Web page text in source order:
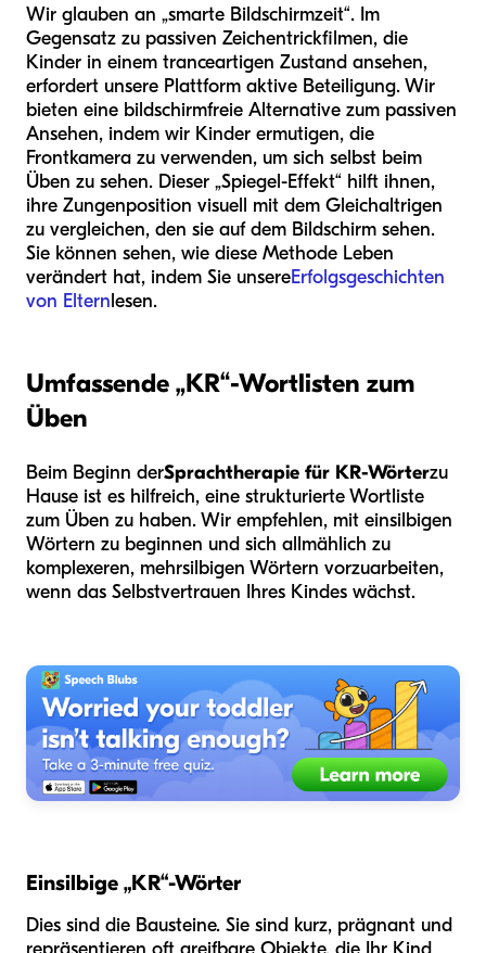
Wir glauben an „smarte Bildschirmzeit“. Im
Gegensatz zu passiven Zeichentrickfilmen, die
Kinder in einem tranceartigen Zustand ansehen,
erfordert unsere Plattform aktive Beteiligung. Wir
bieten eine bildschirmfreie Alternative zum passiven
Ansehen, indem wir Kinder ermutigen, die
Frontkamera zu verwenden, um sich selbst beim
Üben zu sehen. Dieser „Spiegel-Effekt“ hilft ihnen,
ihre Zungenposition visuell mit dem Gleichaltrigen
zu vergleichen, den sie auf dem Bildschirm sehen.
Sie können sehen, wie diese Methode Leben
verändert hat, indem Sie unsereErfolgsgeschichten
von Eltern lesen.
Umfassende „KR“-Wortlisten zum
Üben
Beim Beginn derSprachtherapie für KR-Wörterzu
Hause ist es hilfreich, eine strukturierte Wortliste
zum Üben zu haben. Wir empfehlen, mit einsilbigen
Wörtern zu beginnen und sich allmählich zu
komplexeren, mehrsilbigen Wörtern vorzuarbeiten,
wenn das Selbstvertrauen Ihres Kindes wächst.
Einsilbige „KR“-Wörter
Dies sind die Bausteine. Sie sind kurz, prägnant und